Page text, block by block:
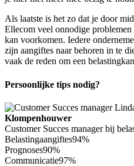
Als laatste is het zo dat je door
Ellecom veel onnodige
kan voorkomen. Iedere
zijn aangiftes naar behoren in te
vaak de reden om een
Persoonlijke tips nodig?
Klompenhouwer
Customer Succes manager bij
Belastingaangiftes94%
Prognoses90%
Communicatie97%